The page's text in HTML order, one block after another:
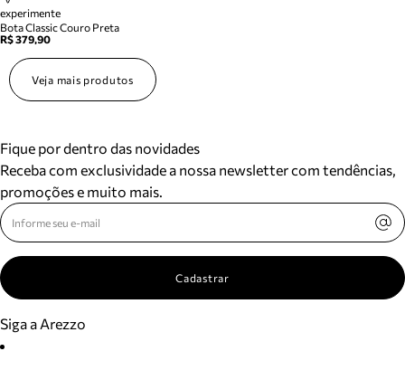
experimente
Bota Classic Couro Preta
R$ 379,90
Veja mais produtos
Fique por dentro das novidades
Receba com exclusividade a nossa newsletter com tendências,
promoções e muito mais.
Cadastrar
Siga a Arezzo